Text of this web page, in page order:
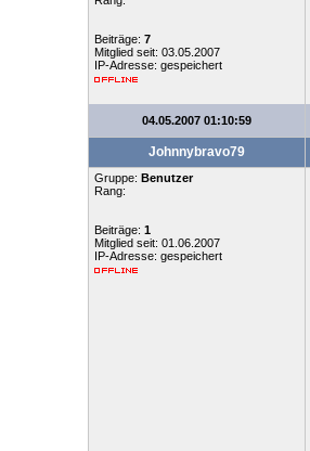
Beiträge: 7
Mitglied seit: 03.05.2007
IP-Adresse: gespeichert
04.05.2007 01:10:59
Johnnybravo79
Gruppe: Benutzer
Rang:
Beiträge: 1
Mitglied seit: 01.06.2007
IP-Adresse: gespeichert